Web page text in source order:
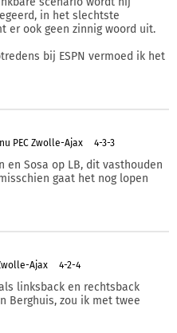
in het slechtste
er ook geen zinnig woord uit.
bij ESPN vermoed ik het
PEC Zwolle-Ajax 4-3-3
en Sosa op LB, dit vasthouden
gaat het nog lopen
Ajax 4-2-4
linksback en rechtsback
Berghuis, zou ik met twee